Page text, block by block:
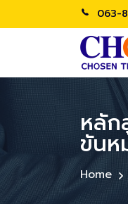
063-
หลัก
ขันห
Home